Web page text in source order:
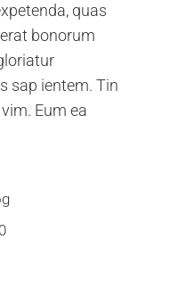
quas
bonorum
sap ientem. Tin
Eum ea